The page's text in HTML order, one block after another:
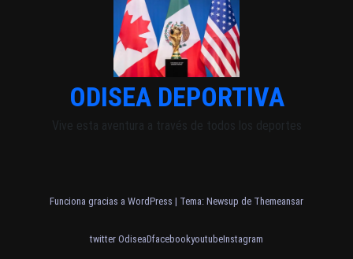
ODISEA DEPORTIVA
Vive esta aventura a través de todos los deportes
Funciona gracias a WordPress | Tema: Newsup de Themeansar
twitter OdiseaDfacebookyoutubeInstagram